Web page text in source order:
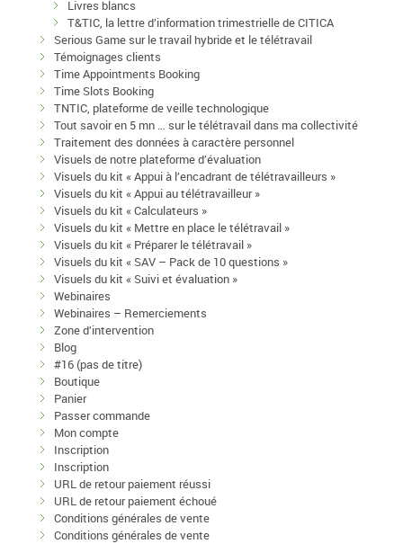
Livres blancs
T&TIC, la lettre d’information trimestrielle de CITICA
Serious Game sur le travail hybride et le télétravail
Témoignages clients
Time Appointments Booking
Time Slots Booking
TNTIC, plateforme de veille technologique
Tout savoir en 5 mn … sur le télétravail dans ma collectivité
Traitement des données à caractère personnel
Visuels de notre plateforme d’évaluation
Visuels du kit « Appui à l’encadrant de télétravailleurs »
Visuels du kit « Appui au télétravailleur »
Visuels du kit « Calculateurs »
Visuels du kit « Mettre en place le télétravail »
Visuels du kit « Préparer le télétravail »
Visuels du kit « SAV – Pack de 10 questions »
Visuels du kit « Suivi et évaluation »
Webinaires
Webinaires – Remerciements
Zone d’intervention
Blog
#16 (pas de titre)
Boutique
Panier
Passer commande
Mon compte
Inscription
Inscription
URL de retour paiement réussi
URL de retour paiement échoué
Conditions générales de vente
Conditions générales de vente